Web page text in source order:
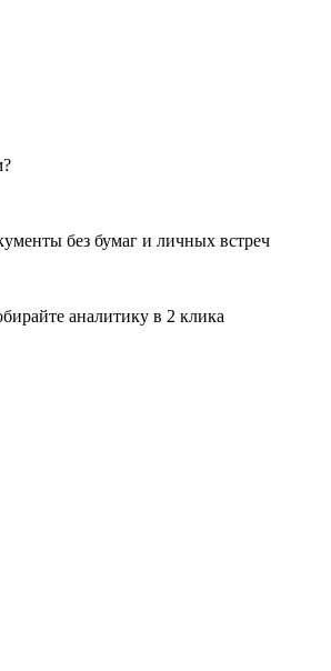
без бумаг и личных встреч
аналитику в 2 клика